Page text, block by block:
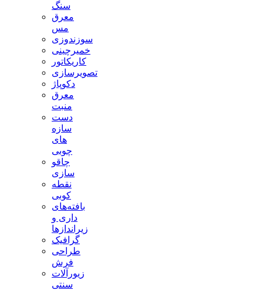
سنگ
معرق
مس
سوزندوزی
خمیرچینی
کاریکاتور
تصویرسازی
دکوپاژ
معرق
منبت
دست
سازه
های
چوبی
چاقو
سازی
نقطه
کوبی
بافته‌های
داری و
زیراندازها
گرافیک
طراحی
فرش
زیورآلات
سنتی